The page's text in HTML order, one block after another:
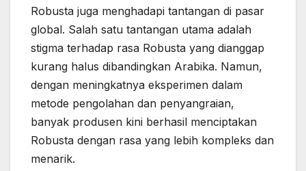
Robusta juga menghadapi tantangan di pasar
global. Salah satu tantangan utama adalah
stigma terhadap rasa Robusta yang dianggap
kurang halus dibandingkan Arabika. Namun,
dengan meningkatnya eksperimen dalam
metode pengolahan dan penyangraian,
banyak produsen kini berhasil menciptakan
Robusta dengan rasa yang lebih kompleks dan
menarik.